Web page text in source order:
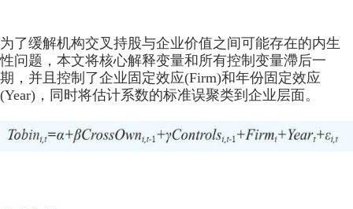
为了缓解机构交叉持股与企业价值之间可能存在的内生
性问题，本文将核心解释变量和所有控制变量滯后一
期，并且控制了企业固定效应(Firm)和年份固定效应
(Year)，同时将估计系数的标准误聚类到企业层面。